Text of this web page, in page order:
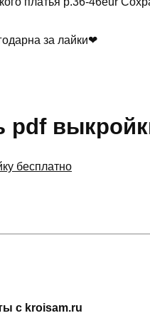
за лайки❤
pdf
бесплатно
с kroisam.ru